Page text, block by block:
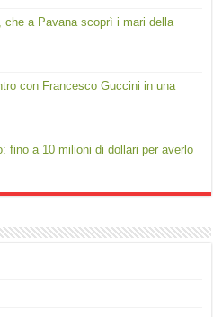
che a Pavana scoprì i mari della
con Francesco Guccini in una
fino a 10 milioni di dollari per averlo